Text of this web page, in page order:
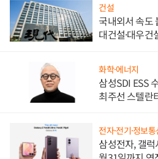
건설
국내외서 속도
대건설·대우
화학·에너지
삼성SDI ESS
최주선 스텔란
전자·전기·정보통
삼성전자, 갤